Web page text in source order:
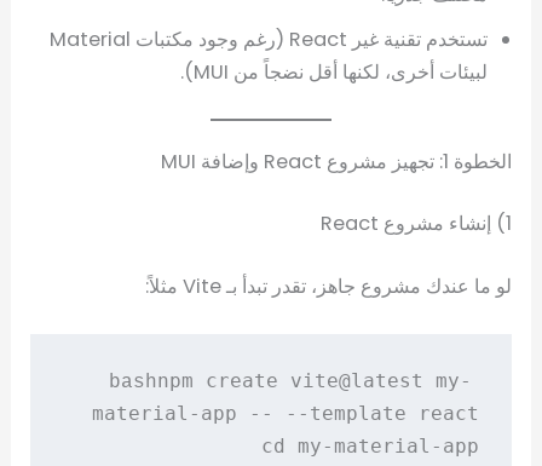
تستخدم تقنية غير React (رغم وجود مكتبات Material
لبيئات أخرى، لكنها أقل نضجاً من MUI).
الخطوة 1: تجهيز مشروع React وإضافة MUI
1) إنشاء مشروع React
لو ما عندك مشروع جاهز، تقدر تبدأ بـ Vite مثلاً:
bashnpm create vite@latest my-